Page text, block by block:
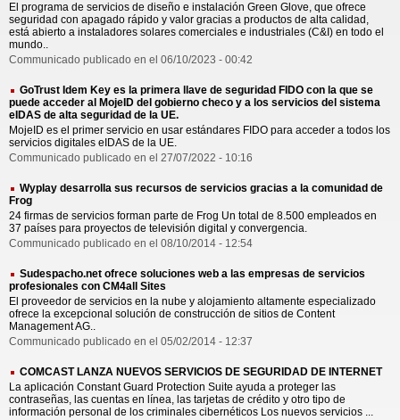
El programa de servicios de diseño e instalación Green Glove, que ofrece
seguridad con apagado rápido y valor gracias a productos de alta calidad,
está abierto a instaladores solares comerciales e industriales (C&I) en todo el
mundo..
Communicado publicado en el 06/10/2023 - 00:42
GoTrust Idem Key es la primera llave de seguridad FIDO con la que se
puede acceder al MojeID del gobierno checo y a los servicios del sistema
eIDAS de alta seguridad de la UE.
MojeID es el primer servicio en usar estándares FIDO para acceder a todos los
servicios digitales eIDAS de la UE.
Communicado publicado en el 27/07/2022 - 10:16
Wyplay desarrolla sus recursos de servicios gracias a la comunidad de
Frog
24 firmas de servicios forman parte de Frog Un total de 8.500 empleados en
37 países para proyectos de televisión digital y convergencia.
Communicado publicado en el 08/10/2014 - 12:54
Sudespacho.net ofrece soluciones web a las empresas de servicios
profesionales con CM4all Sites
El proveedor de servicios en la nube y alojamiento altamente especializado
ofrece la excepcional solución de construcción de sitios de Content
Management AG..
Communicado publicado en el 05/02/2014 - 12:37
COMCAST LANZA NUEVOS SERVICIOS DE SEGURIDAD DE INTERNET
La aplicación Constant Guard Protection Suite ayuda a proteger las
contraseñas, las cuentas en línea, las tarjetas de crédito y otro tipo de
información personal de los criminales cibernéticos Los nuevos servicios ...